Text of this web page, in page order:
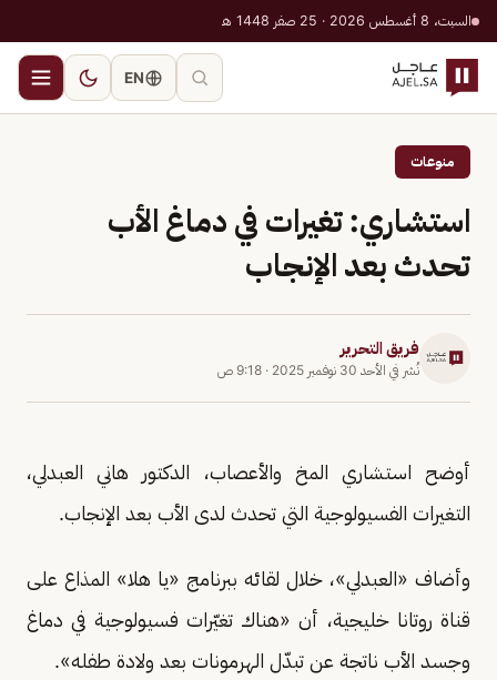
السبت، 8 أغسطس 2026 · 25 صفر 1448 هـ
EN
منوعات
استشاري: تغيرات في دماغ الأب
تحدث بعد الإنجاب
فريق التحرير
نُشر في الأحد 30 نوفمبر 2025 · 9:18 ص
أوضح استشاري المخ والأعصاب، الدكتور هاني العبدلي،
التغيرات الفسيولوجية التي تحدث لدى الأب بعد الإنجاب.
وأضاف «العبدلي»، خلال لقائه ببرنامج «يا هلا» المذاع على
قناة روتانا خليجية، أن «هناك تغيّرات فسيولوجية في دماغ
وجسد الأب ناتجة عن تبدّل الهرمونات بعد ولادة طفله».